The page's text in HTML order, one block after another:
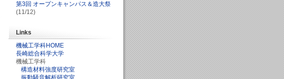
第3回 オープンキャンパス＆造大祭
(11/12)
Links
機械工学科HOME
長崎総合科学大学
機械工学科
構造材料強度研究室